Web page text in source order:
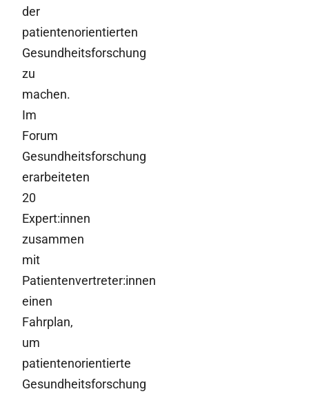
der
patientenorientierten
Gesundheitsforschung
zu
machen.
Im
Forum
Gesundheitsforschung
erarbeiteten
20
Expert:innen
zusammen
mit
Patientenvertreter:innen
einen
Fahrplan,
um
patientenorientierte
Gesundheitsforschung